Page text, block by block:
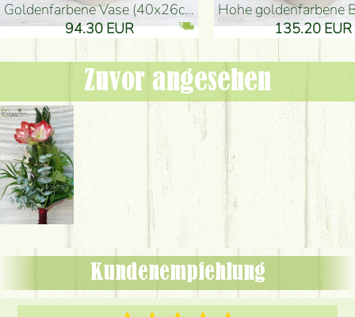
goldenfarbene Vase (40x26cm)
94.30 EUR
hohe goldenfarbene
135.20 EUR
Zuvor angesehen
Kundenempfehlung